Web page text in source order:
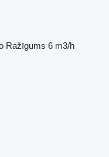
Ražīgums 6 m3/h